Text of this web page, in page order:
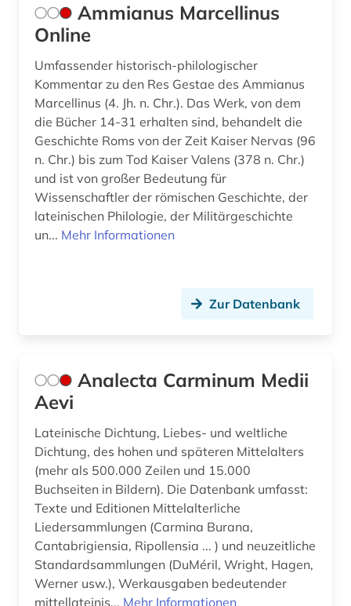
handschriften (1)
handschriftenkunde (2)
hebräisch (1)
heiliger (2)
held (1)
hellenismus (1)
hochschulschriften (1)
iberoromanistik (3)
ilias (1)
immanuel (1)
incipit (1)
indogermanische sprachen (2)
Ammianus Marcellinus
Online
Umfassender historisch-philologischer
Kommentar zu den Res Gestae des Ammianus
Marcellinus (4. Jh. n. Chr.). Das Werk, von dem
die Bücher 14-31 erhalten sind, behandelt die
Geschichte Roms von der Zeit Kaiser Nervas (96
n. Chr.) bis zum Tod Kaiser Valens (378 n. Chr.)
und ist von großer Bedeutung für
Wissenschaftler der römischen Geschichte, der
lateinischen Philologie, der Militärgeschichte
un... Mehr Informationen
Zur Datenbank
Analecta Carminum Medii
Aevi
Lateinische Dichtung, Liebes- und weltliche
Dichtung, des hohen und späteren Mittelalters
(mehr als 500.000 Zeilen und 15.000
Buchseiten in Bildern). Die Datenbank umfasst:
Texte und Editionen Mittelalterliche
Liedersammlungen (Carmina Burana,
Cantabrigiensia, Ripollensia ... ) und neuzeitliche
Standardsammlungen (DuMéril, Wright, Hagen,
Werner usw.), Werkausgaben bedeutender
mittellateinis... Mehr Informationen